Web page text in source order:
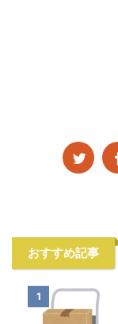
おすすめ記事
1